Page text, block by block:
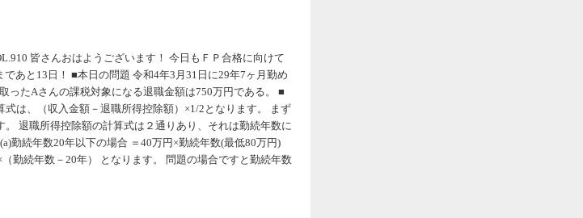
皆さんおはようございます！ 今日もＦＰ合格に向けて
あと13日！ ■本日の問題 令和4年3月31日に29年7ヶ月勤め
ったAさんの課税対象になる退職金額は750万円である。 ■
は、（収入金額－退職所得控除額）×1/2となります。 まず
退職所得控除額の計算式は２通りあり、それは勤続年数に
勤続年数20年以下の場合 ＝40万円×勤続年数(最低80万円)
勤続年数－20年） となります。 問題の場合ですと勤続年数